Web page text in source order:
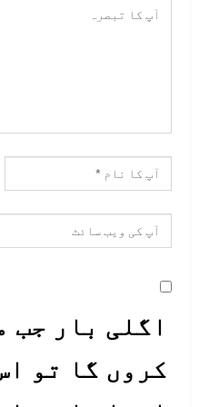
اس کے مقابلے
اقلیتوں کو ظلم و
گاہوں پر حملے
پسندوں کے لیے
اگلی بار جب
کروں گا تو